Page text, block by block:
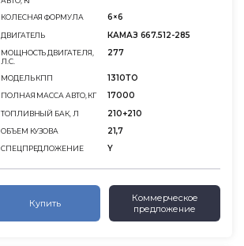
КОЛЕСНАЯ ФОРМУЛА 6×6
ДВИГАТЕЛЬ КАМАЗ 667.512-285
МОЩНОСТЬ ДВИГАТЕЛЯ,
Л.С.
277
МОДЕЛЬ КПП 1310ТО
ПОЛНАЯ МАССА АВТО, КГ 17000
ТОПЛИВНЫЙ БАК, Л 210+210
ОБЪЕМ КУЗОВА 21,7
СПЕЦПРЕДЛОЖЕНИЕ Y
Купить
Коммерческое
предложение